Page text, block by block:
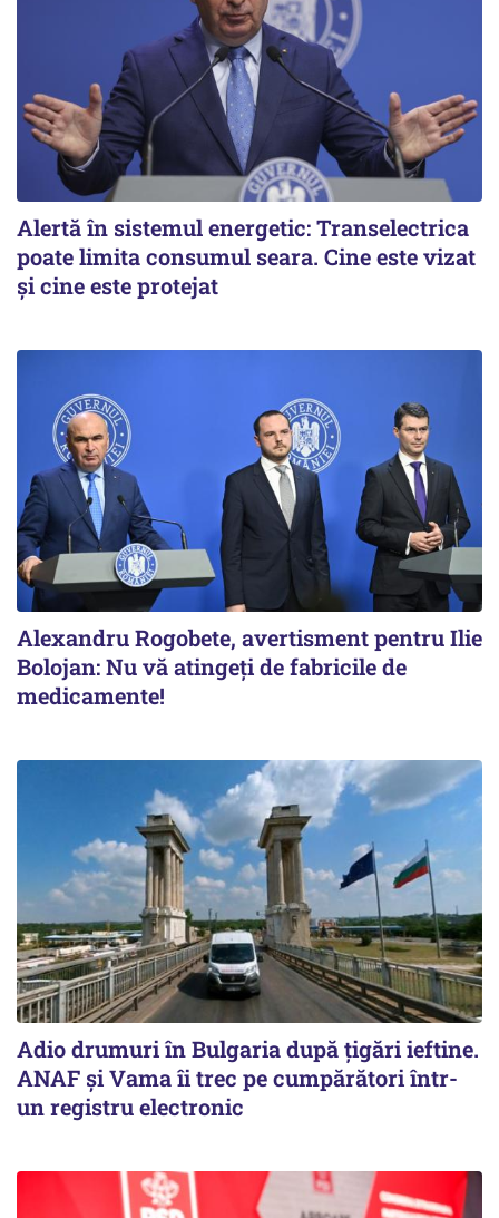
Alertă în sistemul energetic: Transelectrica
poate limita consumul seara. Cine este vizat
și cine este protejat
Alexandru Rogobete, avertisment pentru Ilie
Bolojan: Nu vă atingeți de fabricile de
medicamente!
Adio drumuri în Bulgaria după țigări ieftine.
ANAF și Vama îi trec pe cumpărători într-
un registru electronic